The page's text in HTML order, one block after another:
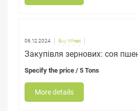
06.12.2024 Buy Wheat
Закупівля зернових: соя
Specify the price / 5 Tons
More details